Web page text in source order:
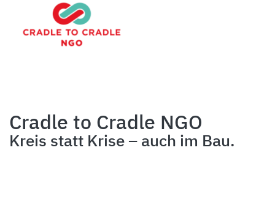
Cradle to Cradle NGO
Kreis statt Krise – auch im Bau.